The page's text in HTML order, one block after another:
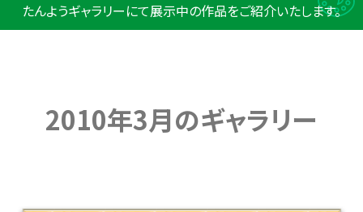
たんようギャラリーにて展示中の作品をご紹介いたします。
2010年3月のギャラリー